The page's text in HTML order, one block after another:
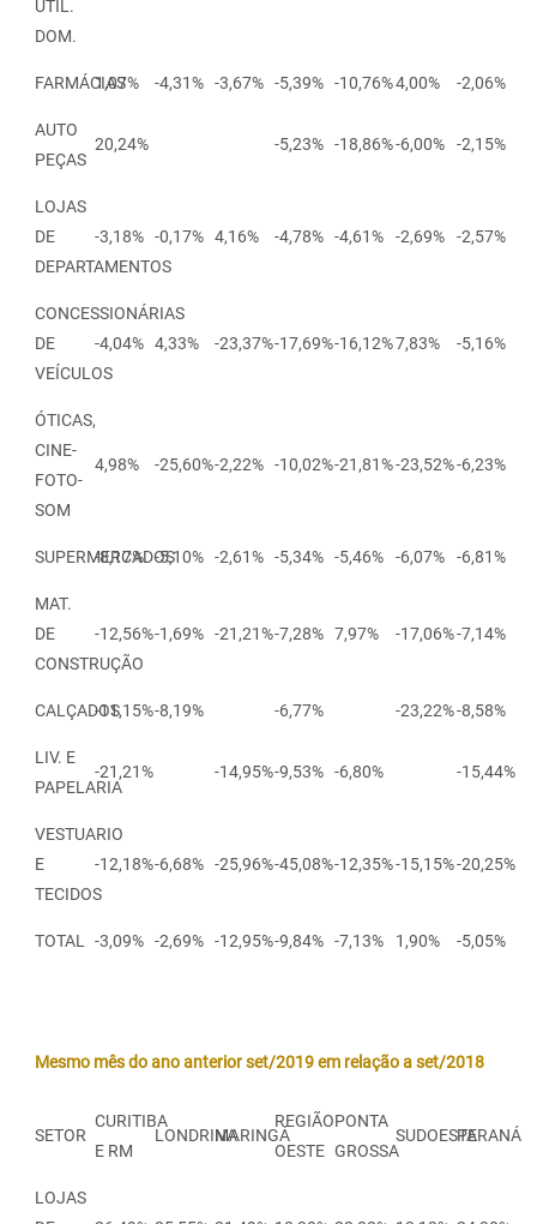
ÚTIL.
DOM.
FARMÁCIAS
1,07% -4,31% -3,67% -5,39% -10,76%4,00% -2,06%
AUTO
PEÇAS
20,24% -5,23% -18,86%-6,00% -2,15%
LOJAS
DE
DEPARTAMENTOS
-3,18% -0,17% 4,16% -4,78% -4,61% -2,69% -2,57%
CONCESSIONÁRIAS
DE
VEÍCULOS
-4,04% 4,33% -23,37%-17,69%-16,12%7,83% -5,16%
ÓTICAS,
CINE-
FOTO-
SOM
4,98% -25,60%-2,22% -10,02%-21,81%-23,52%-6,23%
SUPERMERCADOS
-8,17% -5,10% -2,61% -5,34% -5,46% -6,07% -6,81%
MAT.
DE
CONSTRUÇÃO
-12,56%-1,69% -21,21%-7,28% 7,97% -17,06%-7,14%
CALÇADOS-11,15%-8,19% -6,77% -23,22%-8,58%
LIV. E
PAPELARIA
-21,21% -14,95%-9,53% -6,80% -15,44%
VESTUARIO
E
TECIDOS
-12,18%-6,68% -25,96%-45,08%-12,35%-15,15%-20,25%
TOTAL -3,09% -2,69% -12,95%-9,84% -7,13% 1,90% -5,05%
Mesmo mês do ano anterior set/2019 em relação a set/2018
SETOR
CURITIBA
E RM
LONDRINAMARINGÁ
REGIÃO
OESTE
PONTA
GROSSA
SUDOESTEPARANÁ
LOJAS